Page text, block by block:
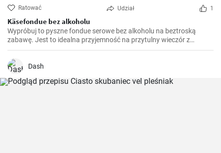
Ratować Udział 1
Käsefondue bez alkoholu
Wypróbuj to pyszne fondue serowe bez alkoholu na beztroską
zabawę. Jest to idealna przyjemność na przytulny wieczór z
przyjaciółmi i rodziną. Podawaj je z ulubionymi dodatkami, takimi
jak chrupiący chleb, warzywa, a nawet owoce, dla
niezapomnianego kulinarnego doświadczenia.
Dash